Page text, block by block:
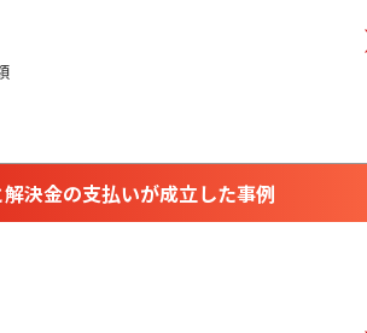
決金の支払いが成立した事例